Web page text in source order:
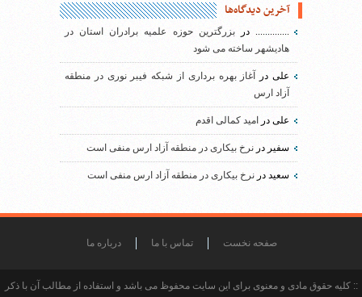
آخرین دیدگاه‌ها
..............دربزرگترین حوزه علمیه برادران استان در
هادیشهر ساخته می شود
علیدر
آغاز بهره برداری از شبکه فیبر نوری در منطقه
آزاد ارس
علی در امید کمالی اقدم
سفیر در نرخ بیکاری در منطقه آزاد ارس منفی است
سعید در نرخ بیکاری در منطقه آزاد ارس منفی است
صفحه نخست تماس با ما درباره ما
:: کلیه حقوق مادی و معنوی برای این سایت محفوظ می باشد و استفاده از مطالب آن با ذکر